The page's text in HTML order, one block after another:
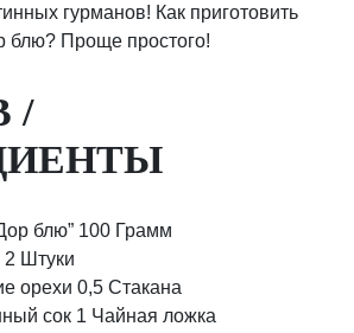
гурманов! Как приготовить
блю? Проще простого!
/
блю” 100 Грамм
2 Штуки
орехи 0,5 Стакана
сок 1 Чайная ложка